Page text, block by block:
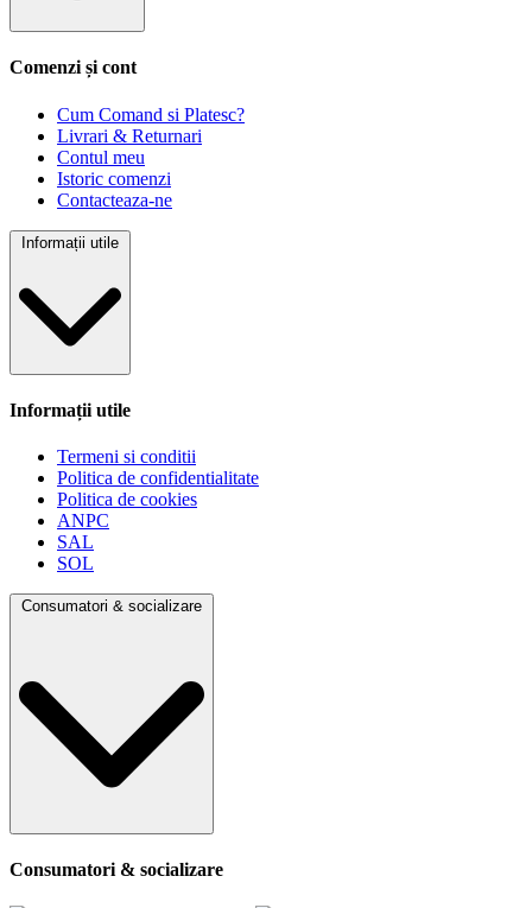
Comenzi și cont
Cum Comand si Platesc?
Livrari & Returnari
Contul meu
Istoric comenzi
Contacteaza-ne
Informații utile
Informații utile
Termeni si conditii
Politica de confidentialitate
Politica de cookies
ANPC
SAL
SOL
Consumatori & socializare
Consumatori & socializare